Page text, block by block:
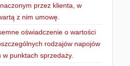
przez klienta, w
z nim umowę.
oświadczenie o wartości
rodzajów napojów
w punktach sprzedaży.